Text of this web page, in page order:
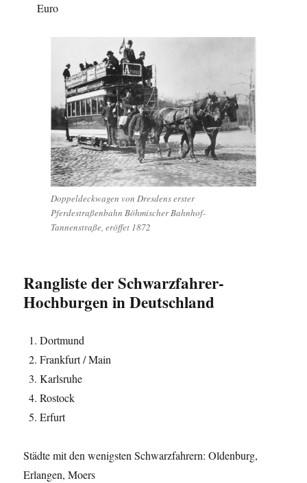
Euro
Doppeldeckwagen von Dresdens erster
Pferdestraßenbahn Böhmischer Bahnhof-
Tannenstraße, eröffet 1872
Rangliste der Schwarzfahrer-
Hochburgen in Deutschland
Dortmund
Frankfurt / Main
Karlsruhe
Rostock
Erfurt
Städte mit den wenigsten Schwarzfahrern: Oldenburg,
Erlangen, Moers